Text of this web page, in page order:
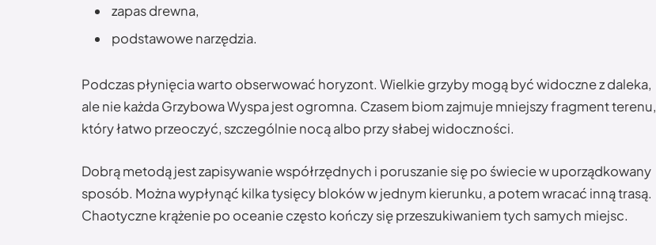
zapas drewna,
podstawowe narzędzia.
Podczas płynięcia warto obserwować horyzont. Wielkie grzyby mogą być widoczne z daleka,
ale nie każda Grzybowa Wyspa jest ogromna. Czasem biom zajmuje mniejszy fragment terenu,
który łatwo przeoczyć, szczególnie nocą albo przy słabej widoczności.
Dobrą metodą jest zapisywanie współrzędnych i poruszanie się po świecie w uporządkowany
sposób. Można wypłynąć kilka tysięcy bloków w jednym kierunku, a potem wracać inną trasą.
Chaotyczne krążenie po oceanie często kończy się przeszukiwaniem tych samych miejsc.